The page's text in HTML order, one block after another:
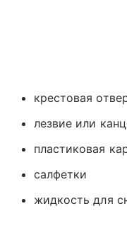
крестовая
лезвие или
пластиковая
салфетки
жидкость для